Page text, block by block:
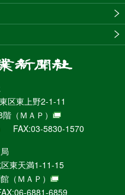
区東上野2-1-11
階 （ＭＡＰ）
FAX:03-5830-1570
東天満1-11-15
（ＭＡＰ）
6881-6859